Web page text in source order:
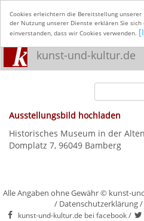
Cookies erleichtern die Bereitstellung
der Nutzung unserer Dienste erklären Sie sich
einverstanden, dass wir Cookies verwenden.
kunst-und-kultur.de
Ausstellungsbild hochladen
Historisches Museum in der
Domplatz 7, 96049 Bamberg
Alle Angaben ohne Gewähr © kunst-
/ Datenschutzerklärung/
kunst-und-kultur.de bei facebook/